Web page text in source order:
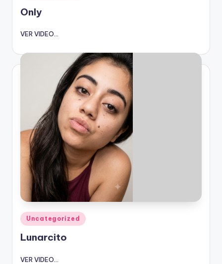
en
Only
VER VIDEO...
Publicado
en
Uncategorized
Lunarcito
VER VIDEO...